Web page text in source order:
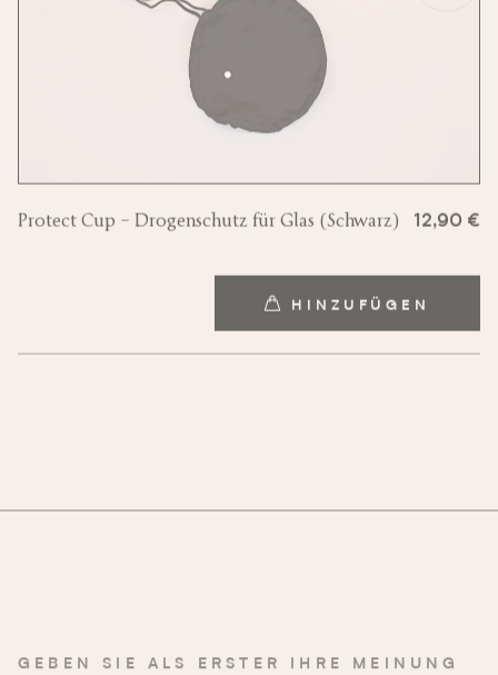
Protect Cup – Drogenschutz für Glas (Schwarz) 12,90 €
HINZUFÜGEN
GEBEN SIE ALS ERSTER IHRE MEINUNG